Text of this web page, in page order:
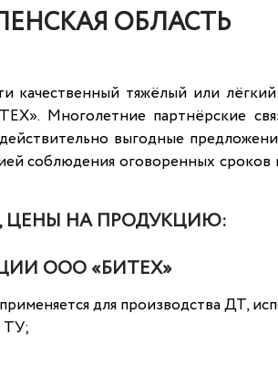
ОБЛАСТЬ
качественный тяжёлый или
Многолетние партнёрские
выгодные
соблюдения оговоренных
ЦЕНЫ НА ПРОДУКЦИЮ:
ООО «БИТЕХ»
для производства ДТ,
ТУ;